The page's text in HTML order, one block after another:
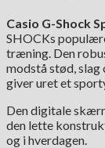
Casio G-Shock
SHOCKs
træning. Den
modstå stød, slag
giver uret et
Den digitale
den lette
og i hverdagen.